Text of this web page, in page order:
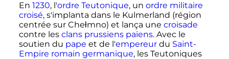
En 1230, l'ordre Teutonique, un ordre militaire
croisé, s'implanta dans le Kulmerland (région
centrée sur Chełmno) et lança une croisade
contre les clans prussiens païens. Avec le
soutien du pape et de l'empereurdu Saint-
Empire romain germanique, les Teutoniques